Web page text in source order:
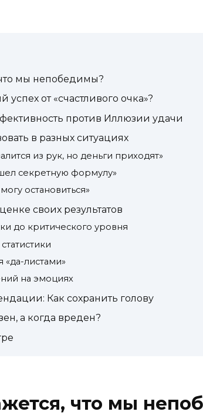
мы непобедимы?
успех от «счастливого очка»?
против Иллюзии удачи
в разных ситуациях
из рук, но деньги приходят»
секретную формулу»
остановиться»
своих результатов
до критического уровня
листами»
на эмоциях
Как сохранить голову
а когда вреден?
что мы